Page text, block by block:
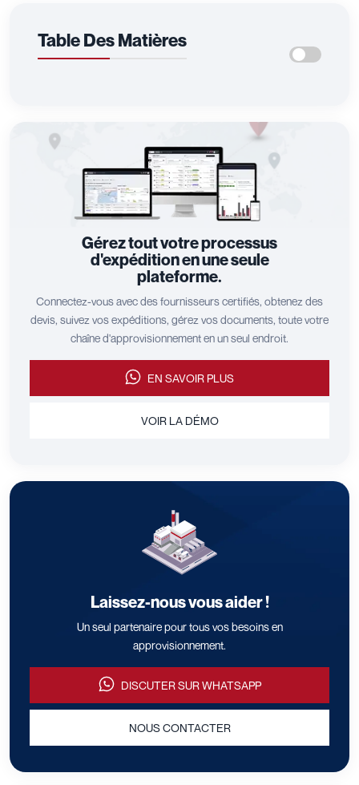
Table Des Matières
Gérez tout votre processus
d'expédition en une seule
plateforme.
Connectez-vous avec des fournisseurs certifiés, obtenez des
devis, suivez vos expéditions, gérez vos documents, toute votre
chaîne d'approvisionnement en un seul endroit.
EN SAVOIR PLUS
VOIR LA DÉMO
Laissez-nous vous aider !
Un seul partenaire pour tous vos besoins en
approvisionnement.
DISCUTER SUR WHATSAPP
NOUS CONTACTER